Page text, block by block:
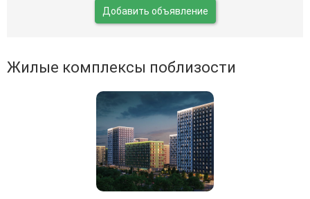
Добавить объявление
Жилые комплексы поблизости